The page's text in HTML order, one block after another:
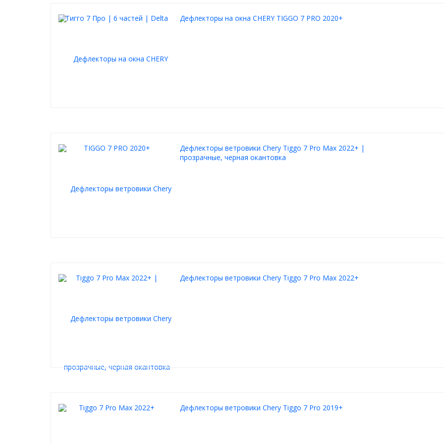
Дефлекторы на окна CHERY TIGGO 7 PRO 2020+
Дефлекторы ветровики Chery Tiggo 7 Pro Max 2022+ |
прозрачные, черная окантовка
Дефлекторы ветровики Chery Tiggo 7 Pro Max 2022+
Дефлекторы ветровики Chery Tiggo 7 Pro 2019+